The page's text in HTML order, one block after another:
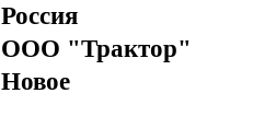
Россия
ООО "Трактор"
Новое